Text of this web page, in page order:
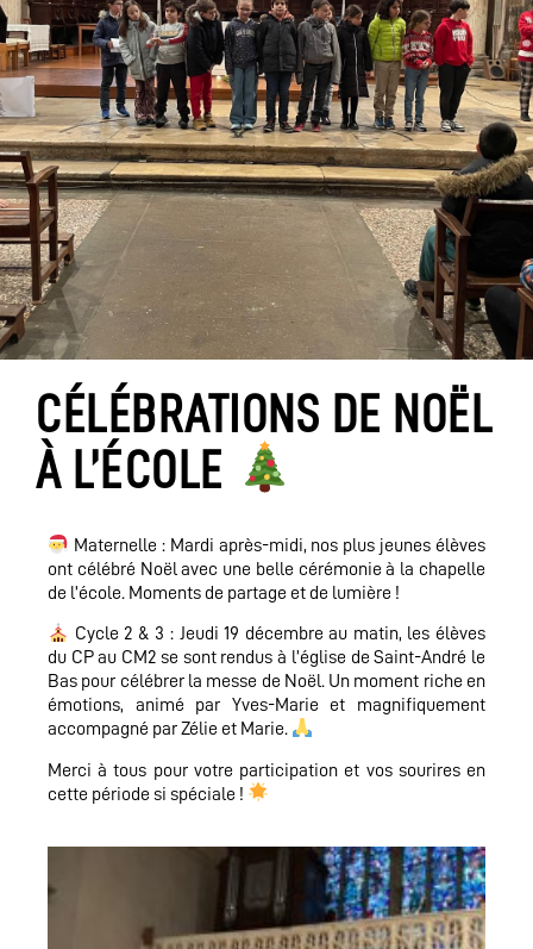
CÉLÉBRATIONS DE NOËL
À L’ÉCOLE
Maternelle : Mardi après-midi, nos plus jeunes élèves
ont célébré Noël avec une belle cérémonie à la chapelle
de l’école. Moments de partage et de lumière !
Cycle 2 & 3 : Jeudi 19 décembre au matin, les élèves
du CP au CM2 se sont rendus à l’église de Saint-André le
Bas pour célébrer la messe de Noël. Un moment riche en
émotions, animé par Yves-Marie et magnifiquement
accompagné par Zélie et Marie.
Merci à tous pour votre participation et vos sourires en
cette période si spéciale !